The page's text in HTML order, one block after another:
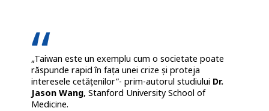
„Taiwan este un exemplu cum o societate poate
răspunde rapid în fața unei crize și proteja
interesele cetățenilor”- prim-autorul studiului Dr.
Jason Wang, Stanford University School of
Medicine.